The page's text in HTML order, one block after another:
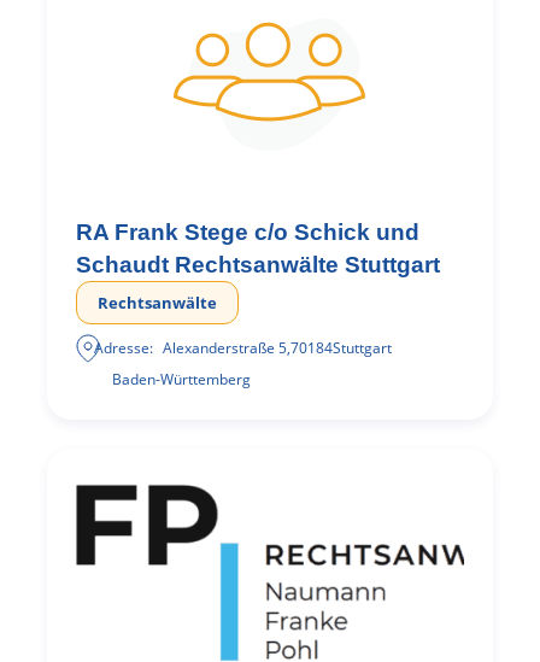
RA Frank Stege c/o Schick und
Schaudt Rechtsanwälte Stuttgart
Rechtsanwälte
Adresse: Alexanderstraße 5,70184Stuttgart
Baden-Württemberg